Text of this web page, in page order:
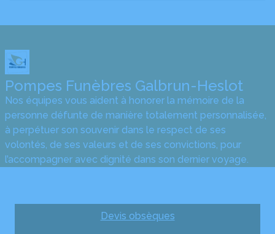
Pompes Funèbres Galbrun-Heslot
Nos équipes vous aident à honorer la mémoire de la
personne défunte de manière totalement personnalisée,
à perpétuer son souvenir dans le respect de ses
volontés, de ses valeurs et de ses convictions, pour
l’accompagner avec dignité dans son dernier voyage.
Devis obsèques